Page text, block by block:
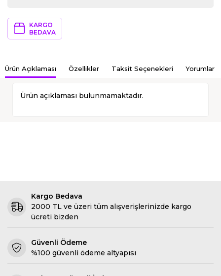
KARGO
BEDAVA
Ürün Açıklaması Özellikler Taksit Seçenekleri Yorumlar
Ürün açıklaması bulunmamaktadır.
Kargo Bedava
2000 TL ve üzeri tüm alışverişlerinizde kargo
ücreti bizden
Güvenli Ödeme
%100 güvenli ödeme altyapısı